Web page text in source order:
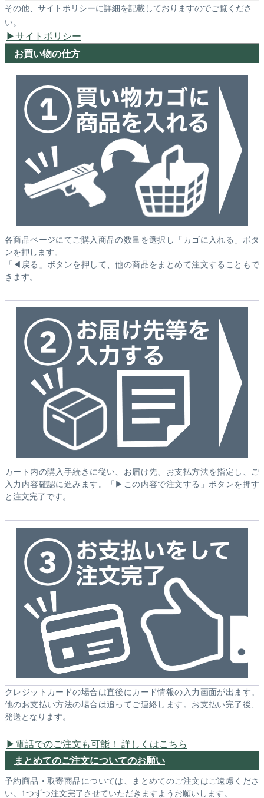
その他、サイトポリシーに詳細を記載しておりますのでご覧くださ
い。
サイトポリシー
お買い物の仕方
各商品ページにてご購入商品の数量を選択し「カゴに入れる」ボタ
ンを押します。
「◀戻る」ボタンを押して、他の商品をまとめて注文することもで
きます。
カート内の購入手続きに従い、お届け先、お支払方法を指定し、ご
入力内容確認に進みます。「▶この内容で注文する」ボタンを押す
と注文完了です。
クレジットカードの場合は直後にカード情報の入力画面が出ます。
他のお支払い方法の場合は追ってご連絡します。お支払い完了後、
発送となります。
電話でのご注文も可能！ 詳しくはこちら
まとめてのご注文についてのお願い
予約商品・取寄商品については、まとめてのご注文はご遠慮くださ
い。1つずつ注文完了させていただきますようお願いします。